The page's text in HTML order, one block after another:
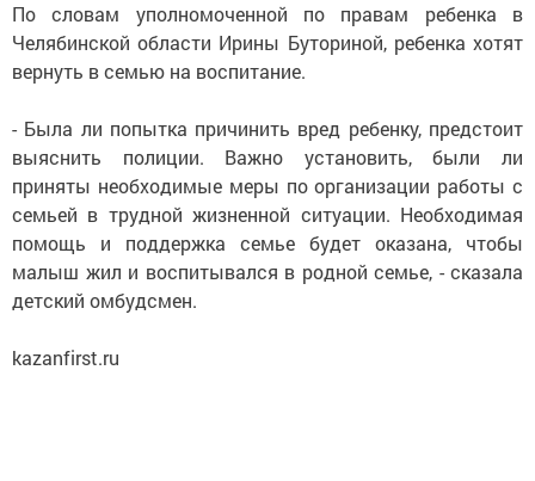
По словам уполномоченной по правам ребенка в
Челябинской области Ирины Буториной, ребенка хотят
вернуть в семью на воспитание.
- Была ли попытка причинить вред ребенку, предстоит
выяснить полиции. Важно установить, были ли
приняты необходимые меры по организации работы с
семьей в трудной жизненной ситуации. Необходимая
помощь и поддержка семье будет оказана, чтобы
малыш жил и воспитывался в родной семье, - сказала
детский омбудсмен.
kazanfirst.ru